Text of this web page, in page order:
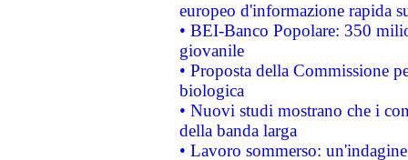
europeo d'informazione rapida
• BEI-Banco Popolare: 350
giovanile
• Proposta della Commissione
biologica
• Nuovi studi mostrano che i
della banda larga
• Lavoro sommerso: